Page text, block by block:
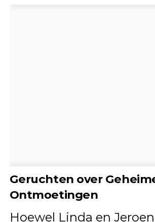
Geruchten over
Ontmoetingen
Hoewel Linda en